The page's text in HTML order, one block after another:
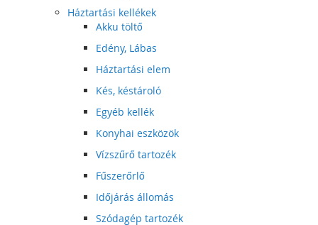
Háztartási kellékek
Akku töltő
Edény, Lábas
Háztartási elem
Kés, késtároló
Egyéb kellék
Konyhai eszközök
Vízszűrő tartozék
Fűszerőrlő
Időjárás állomás
Szódagép tartozék